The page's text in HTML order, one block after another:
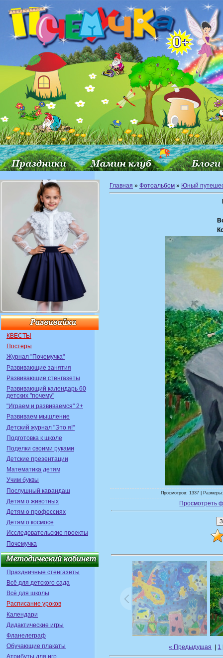
КВЕСТЫ
Постеры
Журнал "Почемучка"
Развивающие занятия
Развивающие стенгазеты
Развивающий календарь 60
детских "почему"
"Играем и развиваемся" 2+
Развиваем мышление
Детский журнал "Это я!"
Подготовка к школе
Поделки своими руками
Детские презентации
Математика детям
Учим буквы
Послушный карандаш
Детям о животных
Детям о профессиях
Детям о космосе
Исследовательские проекты
Почемучка
Праздничные стенгазеты
Всё для детского сада
Всё для школы
Расписание уроков
Календари
Дидактические игры
Фланелеграф
Обучающие плакаты
Главная » Фотоальбом » Юный
Просмотров: 1337 |
Просмотреть
« Предыдущая 1